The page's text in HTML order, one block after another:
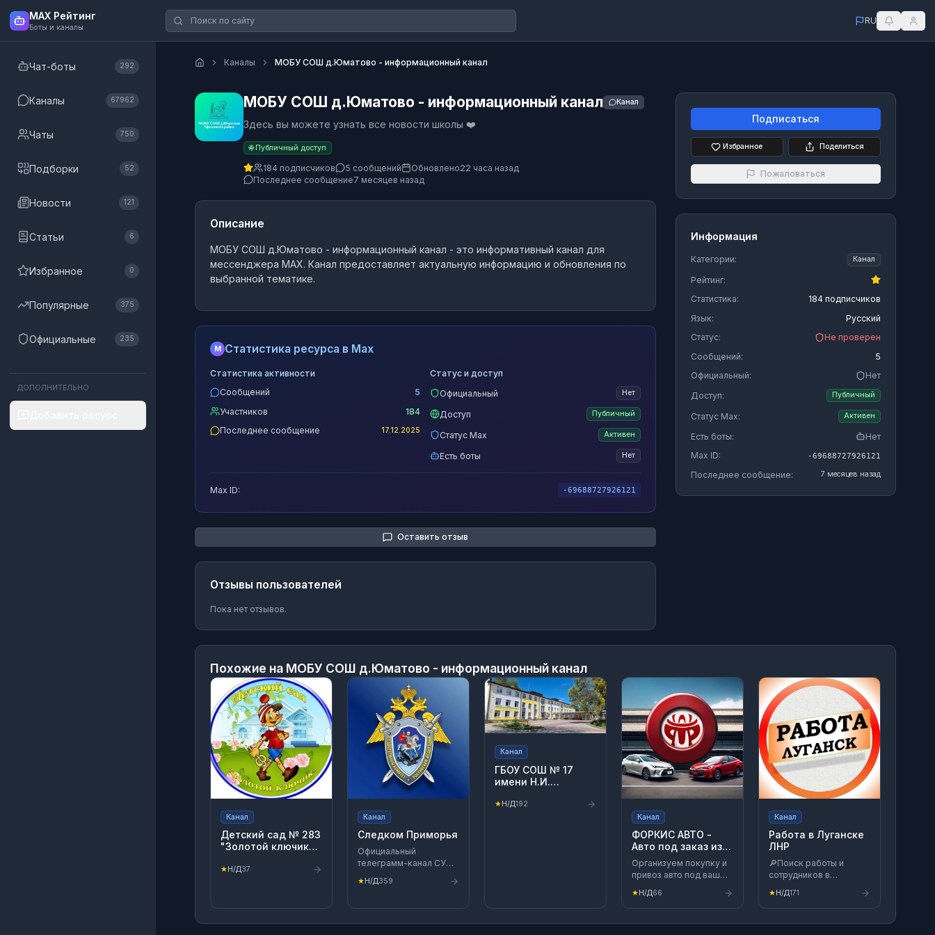
MAX Рейтинг
Боты и каналы
Чат-боты 292
Каналы 67962
Чаты 750
Подборки 52
Новости 121
Статьи 6
Избранное 0
Популярные 375
Официальные 235
ДОПОЛНИТЕЛЬНО
RU
Каналы МОБУ СОШ д.Юматово - информационный канал
МОБУ СОШ д.Юматово - информационный канал Канал
Здесь вы можете узнать все новости школы ❤️
🌐 Публичный доступ
184 подписчиков 5 сообщений Обновлено22 часа назад
Последнее сообщение7 месяцев назад
Описание
МОБУ СОШ д.Юматово - информационный канал - это информативный канал для
мессенджера MAX. Канал предоставляет актуальную информацию и обновления по
выбранной тематике.
M Статистика ресурса в Max
Статистика активности
Сообщений
5
Участников
184
Последнее сообщение
17.12.2025
Статус и доступ
Официальный
Нет
Доступ Публичный
Статус Max Активен
Есть боты Нет
Max ID: -69688727926121
Оставить отзыв
Отзывы пользователей
Пока нет отзывов.
Подписаться
Избранное Поделиться
Пожаловаться
Информация
Категории: Канал
Рейтинг:
Статистика:
184 подписчиков
Язык:
Русский
Статус:
Не проверен
Сообщений:
5
Официальный:
Нет
Доступ:
Публичный
Статус Max: Активен
Есть боты:
Нет
Max ID:
-69688727926121
Последнее сообщение: 7 месяцев назад
Похожие на МОБУ СОШ д.Юматово - информационный канал
Канал
Детский сад № 283
"Золотой ключик"
★Н/Д37
Канал
Следком Приморья
Официальный
телеграмм-канал СУ
СКР по Приморскому
краю включен
перечень
персональных страниц:
★Н/Д359
Канал
ГБОУ СОШ № 17
имени Н.И.
★ Н/Д192
Канал
ФОРКИС АВТО -
Авто под заказ из
Китая и Японии
Организуем покупку и
привоз авто под ваш
бюджет из Китая и
Японии. Привозим
автомобили более 10
лет. У нас всё
★Н/Д66
Канал
Работа в Луганске
ЛНР
🔎Поиск работы и
сотрудников в
Луганске. По вопросам
рекламы и размещений
обращаться 👉
https://max.ru/u/
★Н/Д171